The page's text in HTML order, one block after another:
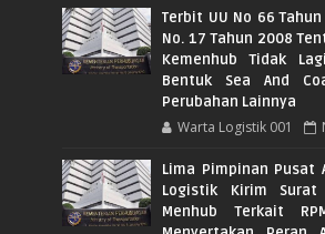
Terbit UU No 66
No. 17 Tahun 2008
Kemenhub Tidak
Bentuk Sea And
Perubahan Lainnya
Warta Logistik 001
Lima Pimpinan Pusat
Logistik Kirim Surat
Menhub Terkait